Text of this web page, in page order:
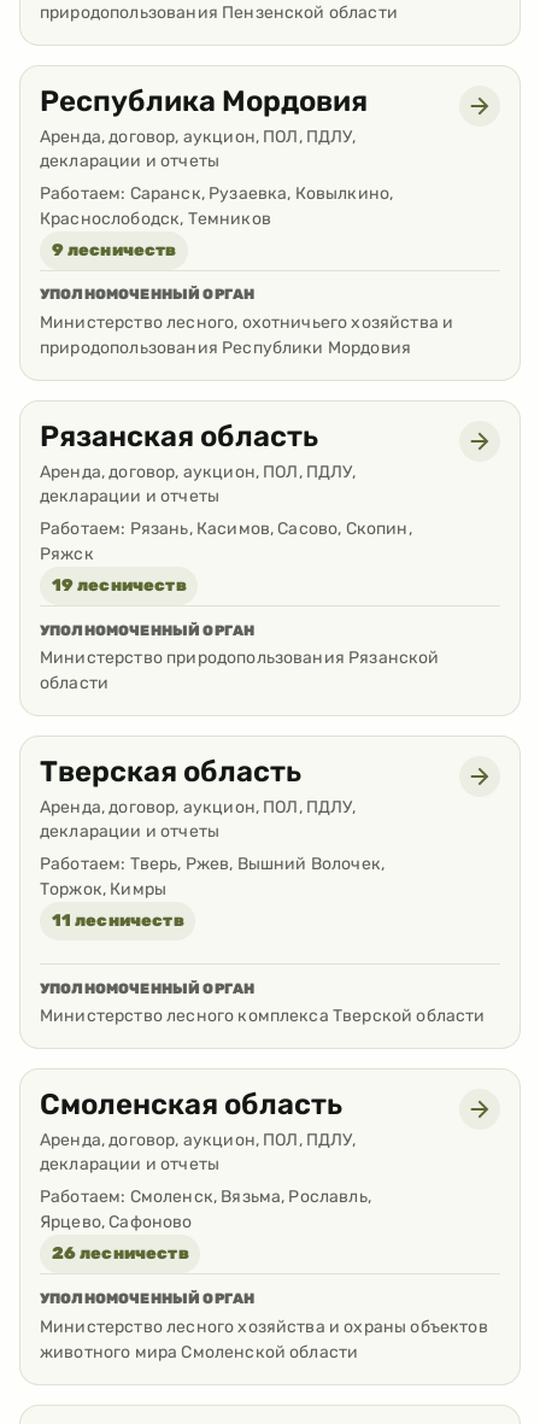
природопользования Пензенской области
Республика Мордовия
Аренда, договор, аукцион, ПОЛ, ПДЛУ,
декларации и отчеты
Работаем: Саранск, Рузаевка, Ковылкино,
Краснослободск, Темников
9 лесничеств
УПОЛНОМОЧЕННЫЙ ОРГАН
Министерство лесного, охотничьего хозяйства и
природопользования Республики Мордовия
Рязанская область
Аренда, договор, аукцион, ПОЛ, ПДЛУ,
декларации и отчеты
Работаем: Рязань, Касимов, Сасово, Скопин,
Ряжск
19 лесничеств
УПОЛНОМОЧЕННЫЙ ОРГАН
Министерство природопользования Рязанской
области
Тверская область
Аренда, договор, аукцион, ПОЛ, ПДЛУ,
декларации и отчеты
Работаем: Тверь, Ржев, Вышний Волочек,
Торжок, Кимры
11 лесничеств
УПОЛНОМОЧЕННЫЙ ОРГАН
Министерство лесного комплекса Тверской области
Смоленская область
Аренда, договор, аукцион, ПОЛ, ПДЛУ,
декларации и отчеты
Работаем: Смоленск, Вязьма, Рославль,
Ярцево, Сафоново
26 лесничеств
УПОЛНОМОЧЕННЫЙ ОРГАН
Министерство лесного хозяйства и охраны объектов
животного мира Смоленской области